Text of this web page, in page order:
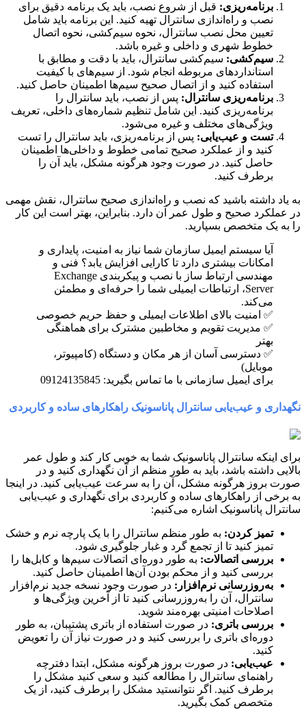
برنامه‌ریزی: قبل از شروع نصب، باید یک برنامه دقیق برای
نصب و راه‌اندازی سانترال تهیه کنید. این برنامه باید شامل
تعیین محل نصب سانترال، نحوه سیم‌کشی، نحوه اتصال
خطوط شهری و داخلی و غیره باشد.
سیم‌کشی: سیم‌کشی سانترال، باید با دقت و مطابق با
استانداردهای مربوطه انجام شود. از سیم‌های با کیفیت
استفاده کنید و از اتصال صحیح سیم‌ها اطمینان حاصل کنید.
برنامه‌ریزی سانترال: پس از نصب، باید سانترال را
برنامه‌ریزی کنید. این شامل تنظیم شماره‌های داخلی، تعریف
ویژگی‌های مختلف و غیره می‌شود.
تست و عیب‌یابی: پس از برنامه‌ریزی، باید سانترال را تست
کنید و از عملکرد صحیح تمامی خطوط و داخلی‌ها اطمینان
حاصل کنید. در صورت وجود هرگونه مشکل، باید آن را
برطرف کنید.
به یاد داشته باشید که نصب و راه‌اندازی صحیح سانترال، نقش مهمی
در عملکرد صحیح و طول عمر آن دارد. بنابراین، بهتر است این کار
را به یک متخصص بسپارید.
آیا سیستم ایمیل سازمان شما نیاز به امنیت، پایداری و
امکانات بیشتری دارد تا کارایی افزایش یابد؟ فنی و
مهندسی ارتباط ساز با نصب و پیکربندی Exchange
Server، ارتباطات ایمیلی شما را حرفه‌ای و مطمئن
می‌کند.
✅ امنیت بالای اطلاعات ایمیلی و حفظ حریم خصوصی
✅ مدیریت تقویم و مخاطبین مشترک برای هماهنگی
بهتر
✅ دسترسی آسان از هر مکان و دستگاه (کامپیوتر،
موبایل)
برای ایمیل سازمانی با ما تماس بگیرید: 09124135845
نگهداری و عیب‌یابی سانترال پاناسونیک راهکارهای ساده و کاربردی
برای اینکه سانترال پاناسونیک شما به خوبی کار کند و طول عمر
بالایی داشته باشد، باید به طور منظم از آن نگهداری کنید و در
صورت بروز هرگونه مشکل، آن را به سرعت عیب‌یابی کنید. در اینجا
به برخی از راهکارهای ساده و کاربردی برای نگهداری و عیب‌یابی
سانترال پاناسونیک اشاره می‌کنیم:
تمیز کردن: به طور منظم سانترال را با یک پارچه نرم و خشک
تمیز کنید تا از تجمع گرد و غبار جلوگیری شود.
بررسی اتصالات: به طور دوره‌ای اتصالات سیم‌ها و کابل‌ها را
بررسی کنید و از محکم بودن آن‌ها اطمینان حاصل کنید.
به‌روزرسانی نرم‌افزار: در صورت وجود نسخه جدید نرم‌افزار
سانترال، آن را به‌روزرسانی کنید تا از آخرین ویژگی‌ها و
اصلاحات امنیتی بهره‌مند شوید.
بررسی باتری: در صورت استفاده از باتری پشتیبان، به طور
دوره‌ای باتری را بررسی کنید و در صورت نیاز آن را تعویض
کنید.
عیب‌یابی: در صورت بروز هرگونه مشکل، ابتدا دفترچه
راهنمای سانترال را مطالعه کنید و سعی کنید مشکل را
برطرف کنید. اگر نتوانستید مشکل را برطرف کنید، از یک
متخصص کمک بگیرید.